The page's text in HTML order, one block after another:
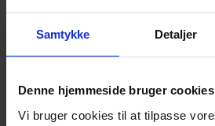
Samtykke Detaljer
Denne hjemmeside bruger cookies
Vi bruger cookies til at tilpasse
portrætter.
tiderne. Hvordan har kunsten
Hvordan fremstiller kunsten
Forsøger hovedpersonen i My